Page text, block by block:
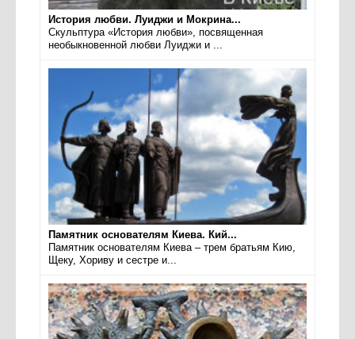
История любви. Луиджи и Мокрина...
Скульптура «История любви», посвященная
необыкновенной любви Луиджи и ...
Памятник основателям Киева. Кий...
Памятник основателям Киева – трем братьям Кию,
Щеку, Хориву и сестре и...